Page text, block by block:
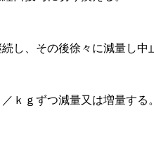
し、その後徐々に減量し中
ｋｇずつ減量又は増量する